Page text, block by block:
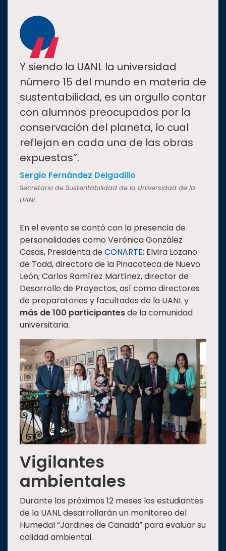
“
Y siendo la UANL la universidad
número 15 del mundo en materia de
sustentabilidad, es un orgullo contar
con alumnos preocupados por la
conservación del planeta, lo cual
reflejan en cada una de las obras
expuestas”.
Sergio Fernández Delgadillo
Secretario de Sustentabilidad de la Universidad de la
UANL
En el evento se contó con la presencia de
personalidades como Verónica González
Casas, Presidenta deCONARTE; Elvira Lozano
de Todd, directora de la Pinacoteca de Nuevo
León; Carlos Ramírez Martínez, director de
Desarrollo de Proyectos, así como directores
de preparatorias y facultades de la UANL y
más de 100 participantesde la comunidad
universitaria.
Vigilantes
ambientales
Durante los próximos 12 meses los estudiantes
de la UANL desarrollarán un monitoreo del
Humedal “Jardines de Canadá” para evaluar su
calidad ambiental.